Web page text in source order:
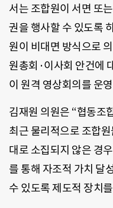
서는 조합원이 서면 또
권을 행사할 수 있도록
원이 비대면 방식으로
원총회·이사회 안건에
이 원격 영상회의를 운
김재원 의원은 “협동조
최근 물리적으로 조합
대로 소집되지 않은 경
를 통해 자조적 가치 달
수 있도록 제도적 장치